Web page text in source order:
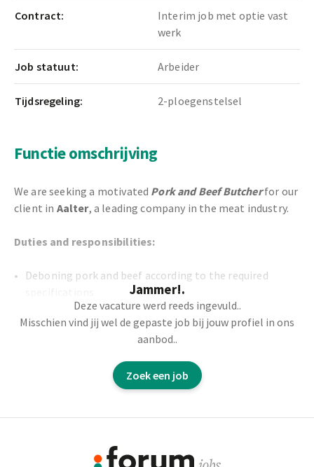
Contract:
Interim job met optie vast
werk
Job statuut: Arbeider
Tijdsregeling: 2-ploegenstelsel
Functie omschrijving
We are seeking a motivated Pork and Beef Butcherfor our
client in Aalter, a leading company in the meat industry.
Duties and responsibilities:
Deboning pork and beef according to the required
Removing fat, tendons, and bones with precision
Preparing cuts of meat for further processing or
Complying with hygiene and safety regulations
Collaborating with colleagues in a dynamic production
Jammer!.
Deze vacature werd reeds ingevuld..
Misschien vind jij wel de gepaste job bij jouw profiel in ons
aanbod..
Zoek een job